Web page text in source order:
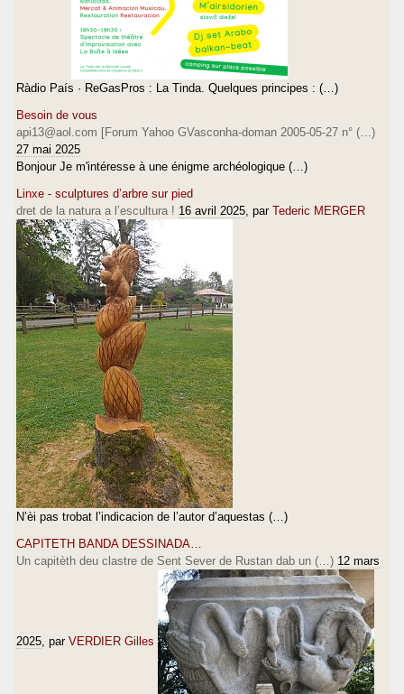
Ràdio País · ReGasPros : La Tinda. Quelques principes : (…)
Besoin de vous
api13@aol.com [Forum Yahoo GVasconha-doman 2005-05-27 n° (…)
27 mai 2025
Bonjour Je m'intéresse à une énigme archéologique (…)
Linxe - sculptures d’arbre sur pied
dret de la natura a l’escultura ! 16 avril 2025 , par Tederic MERGER
N’èi pas trobat l’indicacion de l’autor d’aquestas (…)
CAPITETH BANDA DESSINADA…
Un capitèth deu clastre de Sent Sever de Rustan dab un (…) 12 mars
2025 , par VERDIER Gilles